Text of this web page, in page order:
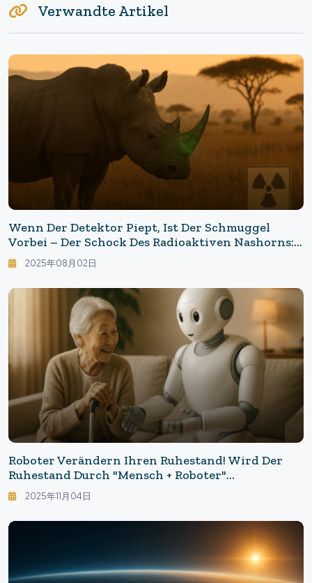
Verwandte Artikel
Wenn Der Detektor Piept, Ist Der Schmuggel
Vorbei – Der Schock Des Radioaktiven Nashorns:
Eine Neue Strategie Zur Verhinderung Von
Wilderei Durch Injektion Radioaktiver
Substanzen In Nashornhörner
2025年08月02日
Roboter Verändern Ihren Ruhestand! Wird Der
Ruhestand Durch "Mensch + Roboter"
Unterstützt? Möglichkeiten Und Grenzen Aus Der
Praxis Sichtbar
2025年11月04日